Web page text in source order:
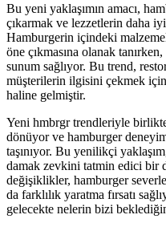
Bu yeni yaklaşımın amacı,
çıkarmak ve lezzetlerin daha iyi
Hamburgerin içindeki
öne çıkmasına olanak
sunum sağlıyor. Bu trend,
müşterilerin ilgisini çekmek
haline gelmiştir.
Yeni hmbrgr trendleriyle
dönüyor ve hamburger
taşınıyor. Bu yenilikçi
damak zevkini tatmin edici bir
değişiklikler, hamburger
da farklılık yaratma fırsatı
gelecekte nelerin bizi